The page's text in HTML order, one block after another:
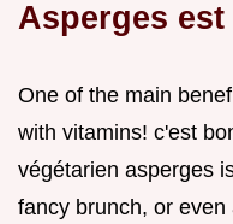
Asperges est
One of the main
with vitamins! c'est
végétarien asperges
fancy brunch, or